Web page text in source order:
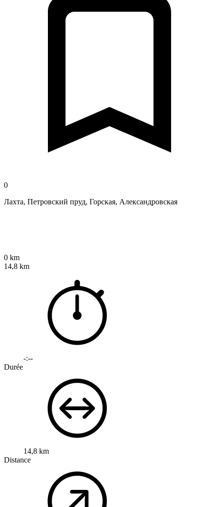
0
Лахта, Петровский пруд, Горская, Александровская
0 km
14,8 km
-:--
Durée
14,8 km
Distance